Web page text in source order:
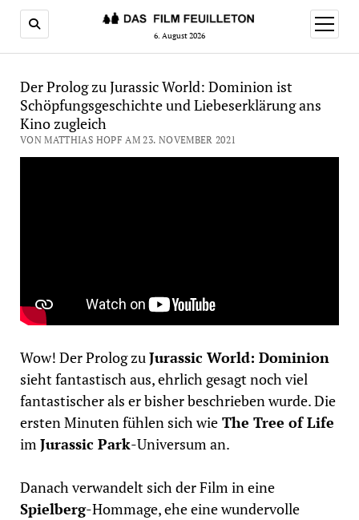
6. August 2026
Menü
öffnen
Der Prolog zu Jurassic World: Dominion ist
Schöpfungsgeschichte und Liebeserklärung ans
Kino zugleich
VON MATTHIAS HOPF AM 23. NOVEMBER 2021
Wow! Der Prolog zuJurassic World: Dominion
sieht fantastisch aus, ehrlich gesagt noch viel
fantastischer als er bisher beschrieben wurde. Die
ersten Minuten fühlen sich wieThe Tree of Life
imJurassic Park-Universum an.
Danach verwandelt sich der Film in eine
Spielberg-Hommage, ehe eine wundervolle